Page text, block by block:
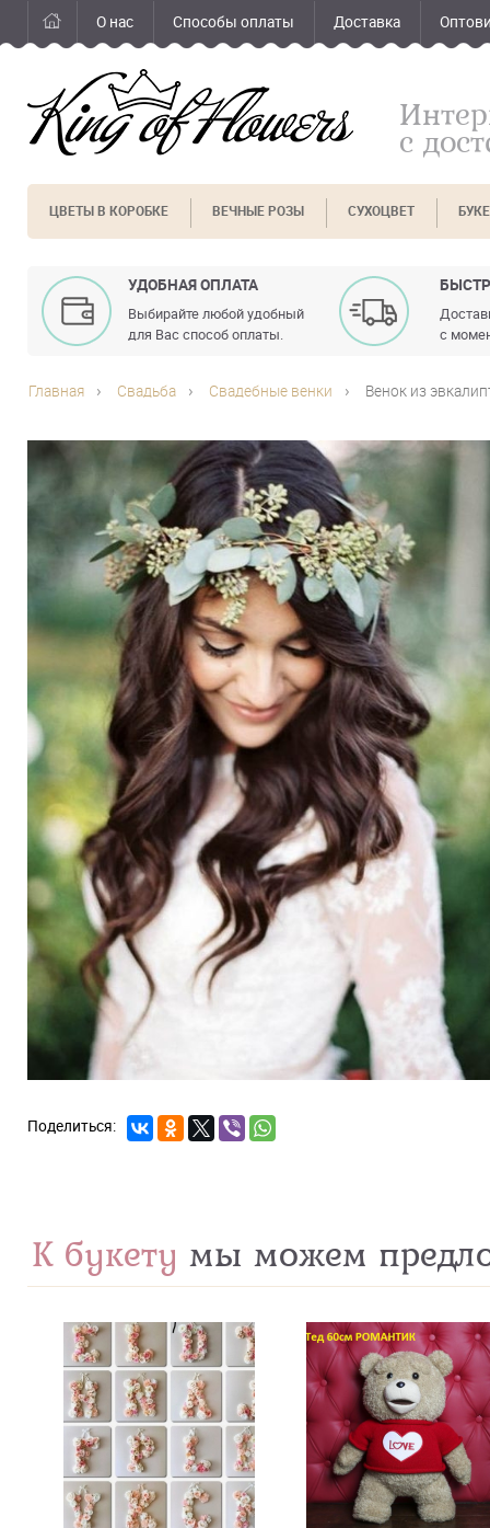
О нас Способы оплаты Доставка
с
ЦВЕТЫ В КОРОБКЕ ВЕЧНЫЕ РОЗЫ СУХОЦВЕТ
УДОБНАЯ ОПЛАТА
Выбирайте любой удобный
для Вас способ оплаты.
с
Главная Свадьба Свадебные венки Венок из
К букету мы можем